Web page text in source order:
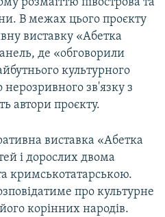
розмаїттю півострова та
В межах цього проєкту
виставку «Абетка
де «обговорили
культурного
зв'язку з
автори проєкту.
виставка «Абетка
і дорослих двома
кримськотатарською.
про культурне
корінних народів.